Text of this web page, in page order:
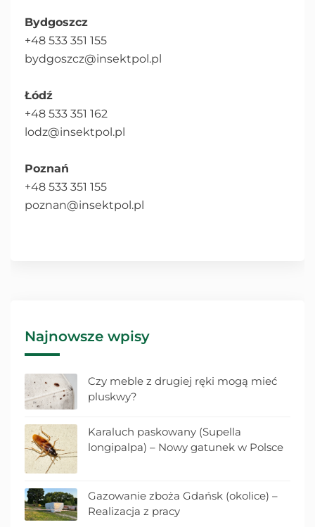
Bydgoszcz
+48 533 351 155
bydgoszcz@insektpol.pl
Łódź
+48 533 351 162
lodz@insektpol.pl
Poznań
+48 533 351 155
poznan@insektpol.pl
Najnowsze wpisy
Czy meble z drugiej ręki mogą mieć
pluskwy?
Karaluch paskowany (Supella
longipalpa) – Nowy gatunek w Polsce
Gazowanie zboża Gdańsk (okolice) –
Realizacja z pracy